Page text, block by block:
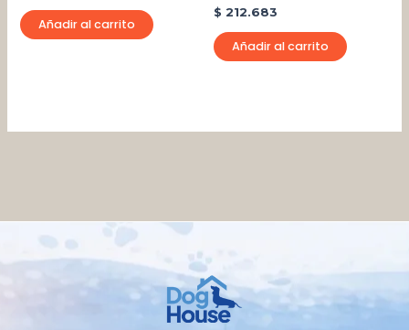
Añadir al carrito
$ 212.683
Añadir al carrito